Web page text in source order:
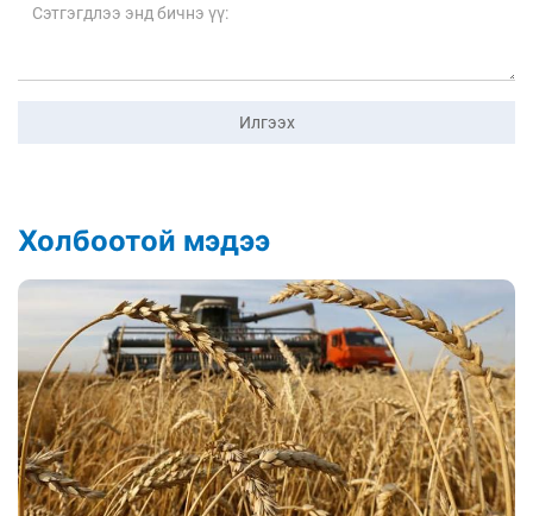
Илгээх
Холбоотой мэдээ